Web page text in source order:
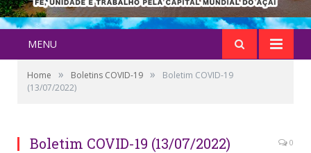
MENU
Home » Boletins COVID-19 »
Boletim COVID-19
(13/07/2022)
Boletim COVID-19 (13/07/2022) 0